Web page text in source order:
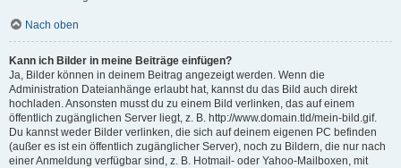
Nach oben
Kann ich Bilder in meine Beiträge einfügen?
Ja, Bilder können in deinem Beitrag angezeigt werden. Wenn die
Administration Dateianhänge erlaubt hat, kannst du das Bild auch direkt
hochladen. Ansonsten musst du zu einem Bild verlinken, das auf einem
öffentlich zugänglichen Server liegt, z. B. http://www.domain.tld/mein-bild.gif.
Du kannst weder Bilder verlinken, die sich auf deinem eigenen PC befinden
(außer es ist ein öffentlich zugänglicher Server), noch zu Bildern, die nur nach
einer Anmeldung verfügbar sind, z. B. Hotmail- oder Yahoo-Mailboxen, mit